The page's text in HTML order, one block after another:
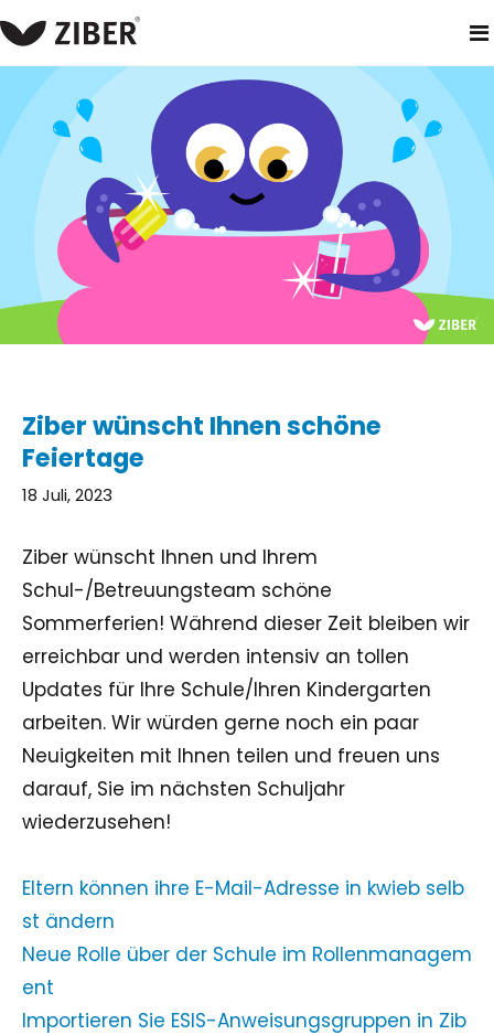
heim neuigkeiten ziber wünscht ihnen schöne feiertage
Ziber wünscht Ihnen schöne
Feiertage
18 Juli, 2023
Ziber wünscht Ihnen und Ihrem
Schul-/Betreuungsteam schöne
Sommerferien! Während dieser Zeit bleiben wir
erreichbar und werden intensiv an tollen
Updates für Ihre Schule/Ihren Kindergarten
arbeiten. Wir würden gerne noch ein paar
Neuigkeiten mit Ihnen teilen und freuen uns
darauf, Sie im nächsten Schuljahr
wiederzusehen!
Eltern können ihre E-Mail-Adresse in kwieb selb
st ändern
Neue Rolle über der Schule im Rollenmanagem
ent
Importieren Sie ESIS-Anweisungsgruppen in Zib